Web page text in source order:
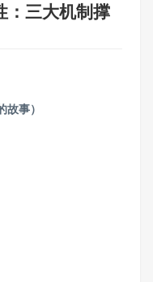
：三大机制撑
事）